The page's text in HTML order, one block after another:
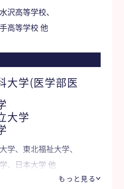
沢高等学校、
高等学校 他
大学(医学部医
大学
学、東北福祉大学、
、日本大学 他
もっと見る